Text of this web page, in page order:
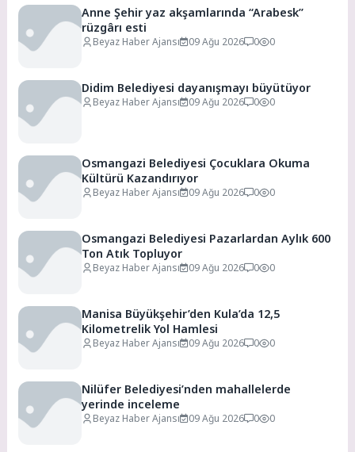
Anne Şehir yaz akşamlarında “Arabesk”
rüzgârı esti
Beyaz Haber Ajansı 09 Ağu 2026 0 0
Didim Belediyesi dayanışmayı büyütüyor
Beyaz Haber Ajansı 09 Ağu 2026 0 0
Osmangazi Belediyesi Çocuklara Okuma
Kültürü Kazandırıyor
Beyaz Haber Ajansı 09 Ağu 2026 0 0
Osmangazi Belediyesi Pazarlardan Aylık 600
Ton Atık Topluyor
Beyaz Haber Ajansı 09 Ağu 2026 0 0
Manisa Büyükşehir’den Kula’da 12,5
Kilometrelik Yol Hamlesi
Beyaz Haber Ajansı 09 Ağu 2026 0 0
Nilüfer Belediyesi’nden mahallelerde
yerinde inceleme
Beyaz Haber Ajansı 09 Ağu 2026 0 0